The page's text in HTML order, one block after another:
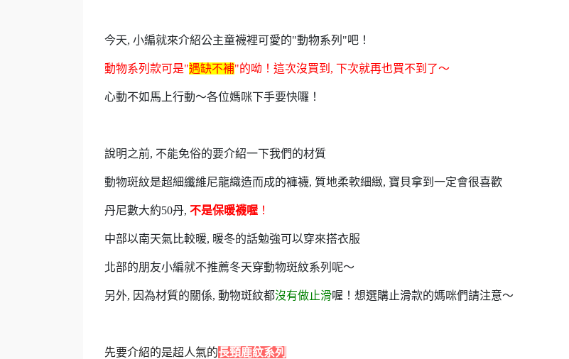
今天, 小編就來介紹公主童襪裡可愛的"動物系列"吧！
動物系列款可是"遇缺不補"的呦！這次沒買到, 下次就再也買不到了～
心動不如馬上行動～各位媽咪下手要快囉！
說明之前, 不能免俗的要介紹一下我們的材質
動物斑紋是超細纖維尼龍織造而成的褲襪, 質地柔軟細緻, 寶貝拿到一定會很喜歡
丹尼數大約50丹, 不是保暖襪喔 ！
中部以南天氣比較暖, 暖冬的話勉強可以穿來搭衣服
北部的朋友小編就不推薦冬天穿動物斑紋系列呢～
另外, 因為材質的關係, 動物斑紋都沒有做止滑喔！想選購止滑款的媽咪們請注意～
先要介紹的是超人氣的長頸鹿紋系列